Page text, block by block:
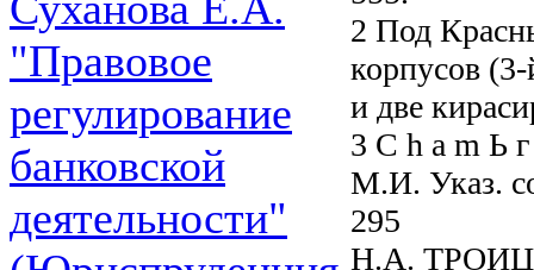
"Правовое
регулирование
банковской
деятельности"
2 Под
корпусов
и две
3 С h a m Ь
М.И. Указ.
295
H.A.